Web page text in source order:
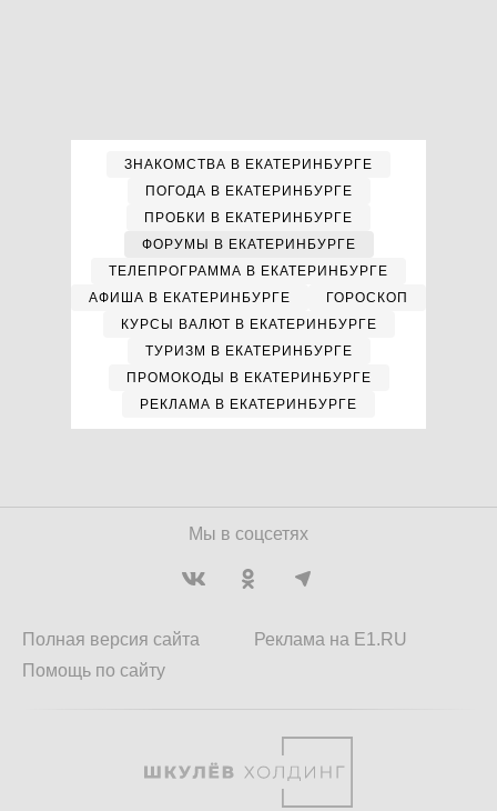
ЗНАКОМСТВА В ЕКАТЕРИНБУРГЕ
ПОГОДА В ЕКАТЕРИНБУРГЕ
ПРОБКИ В ЕКАТЕРИНБУРГЕ
ФОРУМЫ В ЕКАТЕРИНБУРГЕ
ТЕЛЕПРОГРАММА В ЕКАТЕРИНБУРГЕ
АФИША В ЕКАТЕРИНБУРГЕ
ГОРОСКОП
КУРСЫ ВАЛЮТ В ЕКАТЕРИНБУРГЕ
ТУРИЗМ В ЕКАТЕРИНБУРГЕ
ПРОМОКОДЫ В ЕКАТЕРИНБУРГЕ
РЕКЛАМА В ЕКАТЕРИНБУРГЕ
Мы в соцсетях
Полная версия сайта
Помощь по сайту
Реклама на E1.RU